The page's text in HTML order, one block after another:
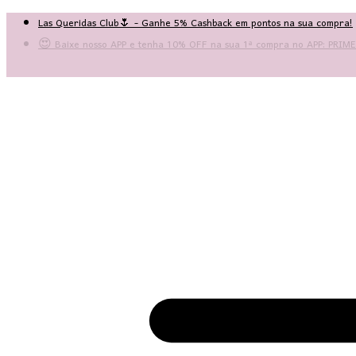
Las Queridas Club🌷 - Ganhe 5% Cashback em pontos na sua compra!
😍 Baixe nosso APP e tenha 10% OFF na sua 1ª compra no APP: